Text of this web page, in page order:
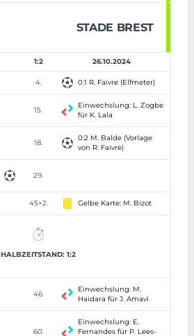
STADE BREST
1:2 26.10.2024
4. 0:1 R. Faivre (Elfmeter)
15.
Einwechslung: L. Zogbe
für K. Lala
18.
0:2 M. Balde (Vorlage
von R. Faivre)
29.
45+2. Gelbe Karte: M. Bizot
HALBZEITSTAND: 1:2
46.
Einwechslung: M.
Haidara für J. Amavi
60.
Einwechslung: E.
Fernandes für P. Lees-